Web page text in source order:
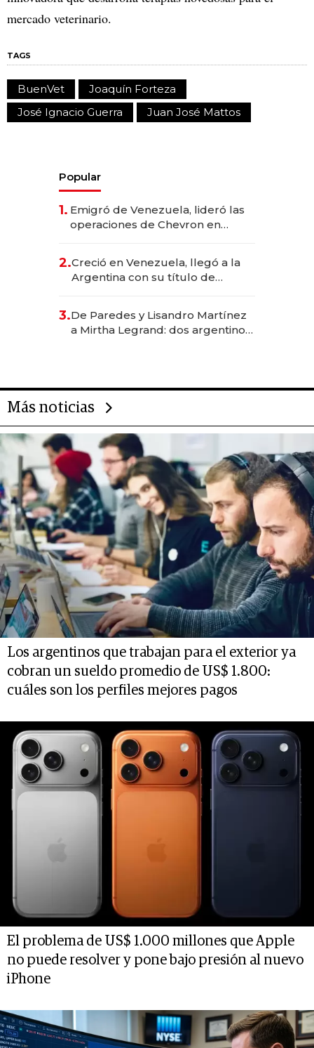
mercado veterinario.
TAGS
BuenVet
Joaquín Forteza
José Ignacio Guerra
Juan José Mattos
Popular
1. Emigró de Venezuela, lideró las
operaciones de Chevron en
2.Creció en Venezuela, llegó a la
Argentina con su título de
las marcas "fast premium"
3.De Paredes y Lisandro Martínez
a Mirtha Legrand: dos argentinos
Más noticias
Los argentinos que trabajan para el exterior ya
cobran un sueldo promedio de US$ 1.800:
cuáles son los perfiles mejores pagos
El problema de US$ 1.000 millones que Apple
no puede resolver y pone bajo presión al nuevo
iPhone